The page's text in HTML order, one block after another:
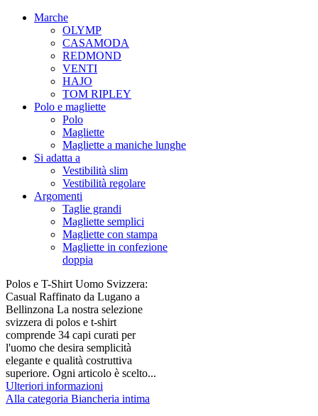
Marche
OLYMP
CASAMODA
REDMOND
VENTI
HAJO
TOM RIPLEY
Polo e magliette
Polo
Magliette
Magliette a maniche lunghe
Si adatta a
Vestibilità slim
Vestibilità regolare
Argomenti
Taglie grandi
Magliette semplici
Magliette con stampa
Magliette in confezione
doppia
Polos e T-Shirt Uomo Svizzera:
Casual Raffinato da Lugano a
Bellinzona La nostra selezione
svizzera di polos e t-shirt
comprende 34 capi curati per
l'uomo che desira semplicità
elegante e qualità costruttiva
superiore. Ogni articolo è scelto...
Ulteriori informazioni
Alla categoria Biancheria intima